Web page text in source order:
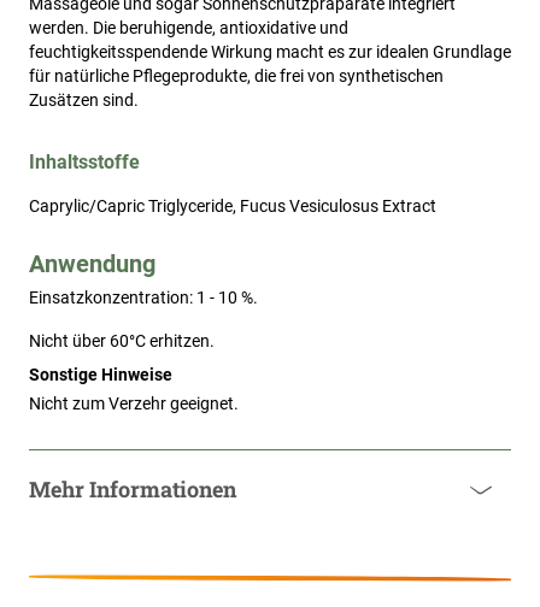
Massageöle und sogar Sonnenschutzpräparate integriert
werden. Die beruhigende, antioxidative und
feuchtigkeitsspendende Wirkung macht es zur idealen Grundlage
für natürliche Pflegeprodukte, die frei von synthetischen
Zusätzen sind.
Inhaltsstoffe
Caprylic/Capric Triglyceride, Fucus Vesiculosus Extract
Anwendung
Einsatzkonzentration: 1 - 10 %.
Nicht über 60°C erhitzen.
Sonstige Hinweise
Nicht zum Verzehr geeignet.
Mehr Informationen